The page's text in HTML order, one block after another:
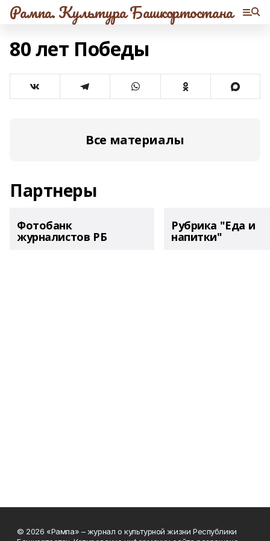
Рампа. Культура Башкортостана
80 лет Победы
Все материалы
Партнеры
Фотобанк
журналистов РБ
Рубрика "Еда и
напитки"
© 2026 «Рампа» – журнал о культурной жизни Республики